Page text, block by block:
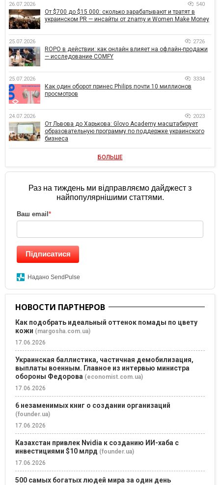
26.07.2026 540
От $700 до $15 000: сколько зарабатывают и тратят в
украинском PR — инсайты от znamy и Women Make Money
25.07.2026 2726
ROPO в действии: как онлайн влияет на офлайн-продажи
— исследование COMFY
25.07.2026 3334
Как один оборот принес Philips почти 10 миллионов
просмотров
24.07.2026 2023
От Львова до Харькова: Glovo Academy масштабирует
образовательную программу по поддержке украинского
бизнеса
БОЛЬШЕ
Раз на тиждень ми відправляємо дайджест з
найпопулярнішими статтями.
Ваш email *
Підписатися
Надано SendPulse
НОВОСТИ ПАРТНЕРОВ
Как подобрать идеальный оттенок помады по цвету
кожи (margosha.com.ua)
17.06.2026
Украинская баллистика, частичная демобилизация,
выплаты военным. Главное из интервью министра
обороны Федорова (economist.com.ua)
17.06.2026
6 незаменимых книг о создании организаций
(founder.ua)
17.06.2026
Казахстан привлек Nvidia к созданию ИИ-хаба с
инвестициями $10 млрд (founder.ua)
17.06.2026
500 самых богатых людей мира за один день